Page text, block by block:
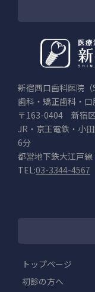
新宿西口歯科医院
歯科・矯正歯科・
〒163-0404 新宿
JR・京王電鉄・小
6分
都営地下鉄大江戸
TEL:03-3344-4567
トップページ
初診の方へ